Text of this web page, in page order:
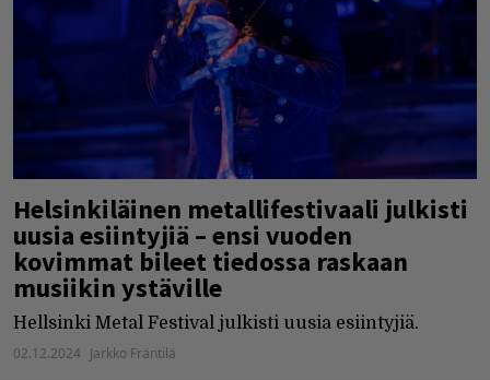
Helsinkiläinen metallifestivaali julkisti
uusia esiintyjiä – ensi vuoden
kovimmat bileet tiedossa raskaan
musiikin ystäville
Hellsinki Metal Festival julkisti uusia esiintyjiä.
02.12.2024 Jarkko Fräntilä